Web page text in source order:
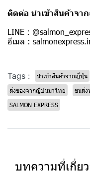
ติดต่อ นำเข้าสินค้าจา
LINE :
อีเมล :
Tags : นำเข้าสินค้าจากญี่ปุ่น
ส่งของจากญี่ปุ่นมาไทย
ขนส่ง
SALMON EXPRESS
บทความที่เกี่ย